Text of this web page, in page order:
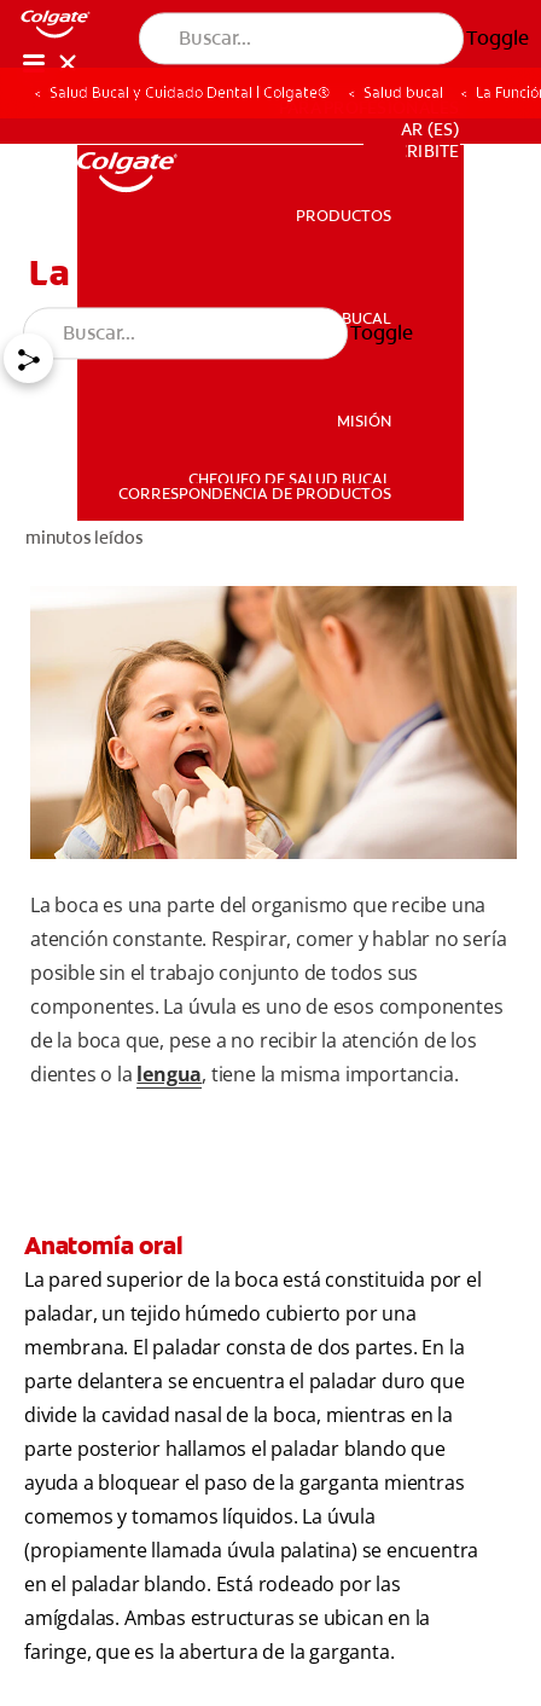
Toggle
SALUD BUCAL
CORRESPONDENCIA DE PRODUCTOS
PARA PROFESIONALES
AR (ES)
PARA PROFESIONALES
AR (ES)
SUSCRIBITE
PRODUCTOS
SALUD BUCAL
MISIÓN
CHEQUEO DE SALUD BUCAL
CORRESPONDENCIA DE PRODUCTOS
Toggle
Salud Bucal y Cuidado Dental | Colgate® Salud bucal La
La Función De La Úvula
minutos leídos
La boca es una parte del organismo que recibe una
atención constante. Respirar, comer y hablar no sería
posible sin el trabajo conjunto de todos sus
componentes. La úvula es uno de esos componentes
de la boca que, pese a no recibir la atención de los
dientes o la lengua, tiene la misma importancia.
Anatomía oral
La pared superior de la boca está constituida por el
paladar, un tejido húmedo cubierto por una
membrana. El paladar consta de dos partes. En la
parte delantera se encuentra el paladar duro que
divide la cavidad nasal de la boca, mientras en la
parte posterior hallamos el paladar blando que
ayuda a bloquear el paso de la garganta mientras
comemos y tomamos líquidos. La úvula
(propiamente llamada úvula palatina) se encuentra
en el paladar blando. Está rodeado por las
amígdalas. Ambas estructuras se ubican en la
faringe, que es la abertura de la garganta.